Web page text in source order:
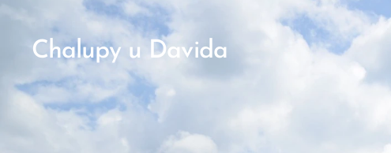
Chalupy u Davida